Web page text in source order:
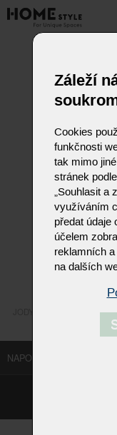
NAPOSLEDY NAVŠTÍVENÉ
Záleží
Cookies
funkčnosti
tak mimo
stránek
„Souhlasit a
využíváním
předat údaje
účelem
reklamních
na dalších